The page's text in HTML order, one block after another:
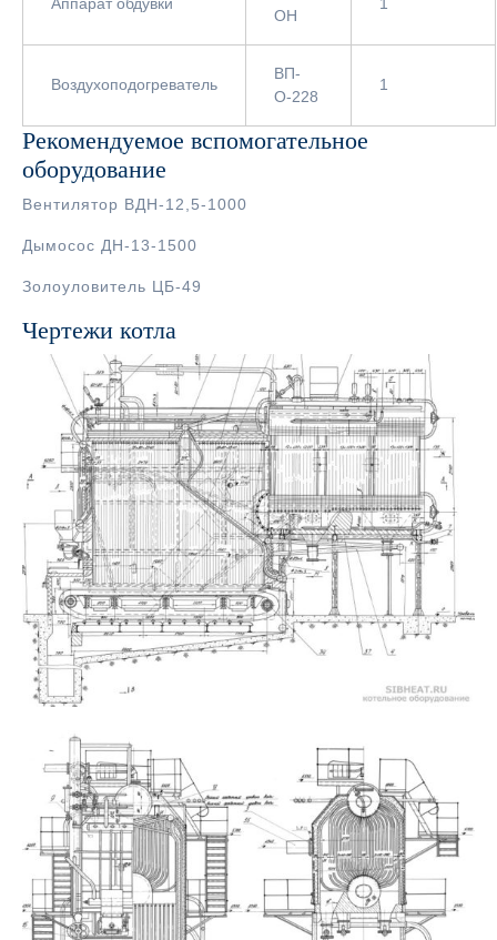
ОН
Воздухоподогреватель
ВП-
О-228
1
Рекомендуемое вспомогательное
оборудование
Вентилятор ВДН-12,5-1000
Дымосос ДН-13-1500
Золоуловитель ЦБ-49
Чертежи котла